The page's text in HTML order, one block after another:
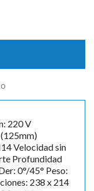
220 V
Velocidad sin
Profundidad
0°/45° Peso:
238 x 214